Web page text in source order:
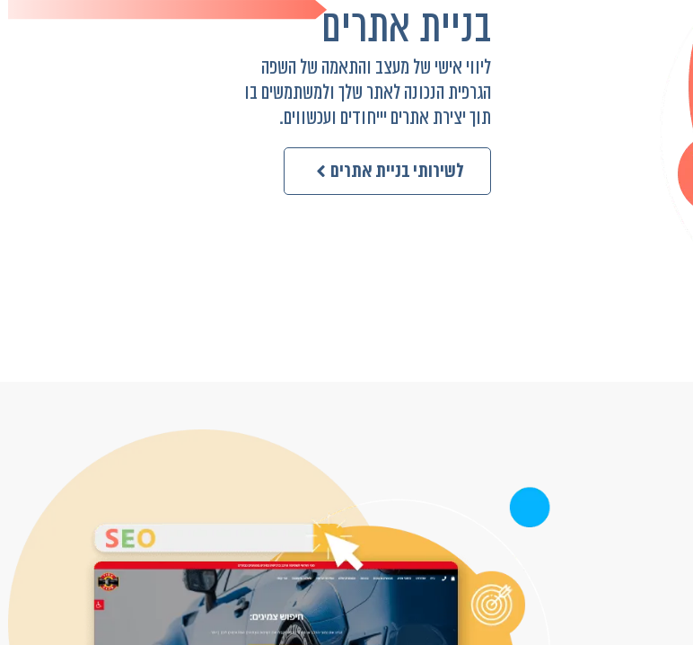
בניית אתרים
ליווי אישי של מעצב והתאמה של השפה
הגרפית הנכונה לאתר שלך ולמשתמשים בו
תוך יצירת אתרים יייחודים ועכשווים.
לשירותי בניית אתרים